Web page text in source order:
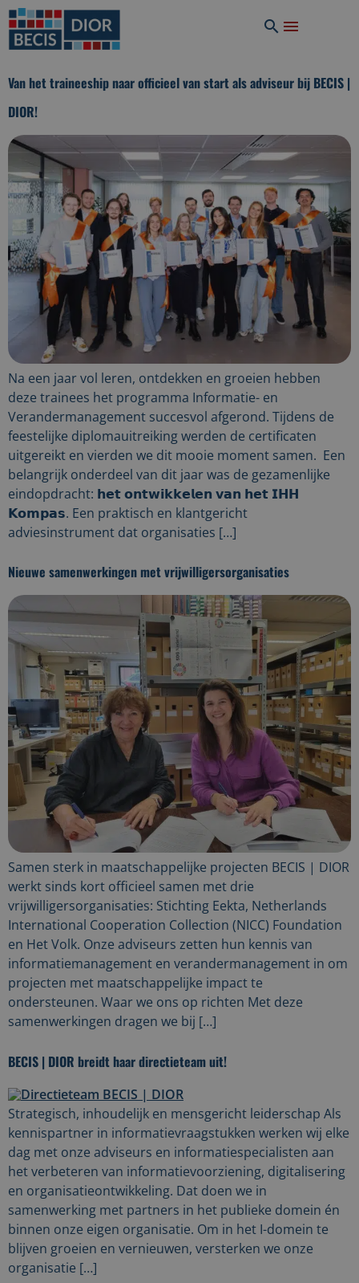
Van het traineeship naar officieel van start als adviseur bij BECIS |
DIOR!
Na een jaar vol leren, ontdekken en groeien hebben
deze trainees het programma Informatie- en
Verandermanagement succesvol afgerond. Tijdens de
feestelijke diplomauitreiking werden de certificaten
uitgereikt en vierden we dit mooie moment samen. Een
belangrijk onderdeel van dit jaar was de gezamenlijke
eindopdracht: 𝗵𝗲𝘁 𝗼𝗻𝘁𝘄𝗶𝗸𝗸𝗲𝗹𝗲𝗻 𝘃𝗮𝗻 𝗵𝗲𝘁 𝗜𝗛𝗛
𝗞𝗼𝗺𝗽𝗮𝘀. Een praktisch en klantgericht
adviesinstrument dat organisaties […]
Nieuwe samenwerkingen met vrijwilligersorganisaties
Samen sterk in maatschappelijke projecten BECIS | DIOR
werkt sinds kort officieel samen met drie
vrijwilligersorganisaties: Stichting Eekta, Netherlands
International Cooperation Collection (NICC) Foundation
en Het Volk. Onze adviseurs zetten hun kennis van
informatiemanagement en verandermanagement in om
projecten met maatschappelijke impact te
ondersteunen. Waar we ons op richten Met deze
samenwerkingen dragen we bij […]
BECIS | DIOR breidt haar directieteam uit!
Strategisch, inhoudelijk en mensgericht leiderschap Als
kennispartner in informatievraagstukken werken wij elke
dag met onze adviseurs en informatiespecialisten aan
het verbeteren van informatievoorziening, digitalisering
en organisatieontwikkeling. Dat doen we in
samenwerking met partners in het publieke domein én
binnen onze eigen organisatie. Om in het I-domein te
blijven groeien en vernieuwen, versterken we onze
organisatie […]